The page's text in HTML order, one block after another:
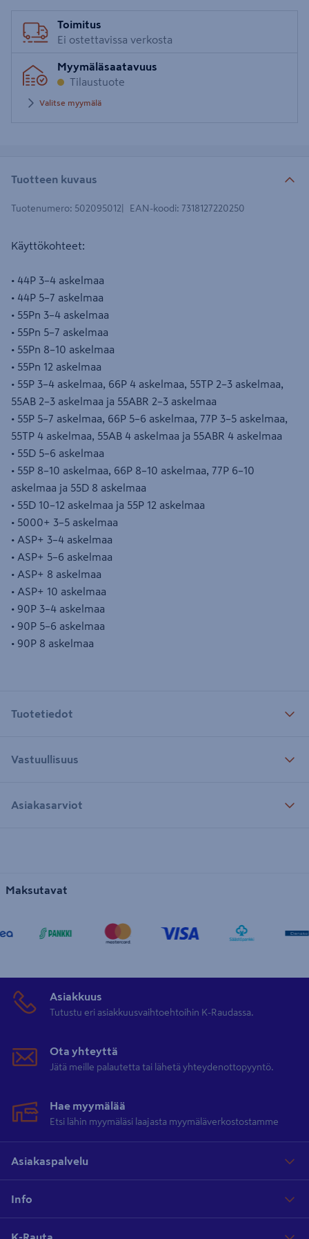
Toimitus
Ei ostettavissa verkosta
Myymäläsaatavuus
Tilaustuote
Valitse myymälä
Tuotteen kuvaus
Tuotenumero: 502095012 EAN-koodi: 7318127220250
Käyttökohteet:
• 44P 3–4 askelmaa
• 44P 5–7 askelmaa
• 55Pn 3–4 askelmaa
• 55Pn 5–7 askelmaa
• 55Pn 8–10 askelmaa
• 55Pn 12 askelmaa
• 55P 3–4 askelmaa, 66P 4 askelmaa, 55TP 2–3 askelmaa,
55AB 2–3 askelmaa ja 55ABR 2–3 askelmaa
• 55P 5–7 askelmaa, 66P 5–6 askelmaa, 77P 3–5 askelmaa,
55TP 4 askelmaa, 55AB 4 askelmaa ja 55ABR 4 askelmaa
• 55D 5–6 askelmaa
• 55P 8–10 askelmaa, 66P 8–10 askelmaa, 77P 6–10
askelmaa ja 55D 8 askelmaa
• 55D 10–12 askelmaa ja 55P 12 askelmaa
• 5000+ 3–5 askelmaa
• ASP+ 3–4 askelmaa
• ASP+ 5–6 askelmaa
• ASP+ 8 askelmaa
• ASP+ 10 askelmaa
• 90P 3–4 askelmaa
• 90P 5–6 askelmaa
• 90P 8 askelmaa
Tuotetiedot
Vastuullisuus
Asiakasarviot
Maksutavat
Asiakkuus
Tutustu eri asiakkuusvaihtoehtoihin K-Raudassa.
Ota yhteyttä
Jätä meille palautetta tai lähetä yhteydenottopyyntö.
Hae myymälää
Etsi lähin myymäläsi laajasta myymäläverkostostamme
Asiakaspalvelu
Info